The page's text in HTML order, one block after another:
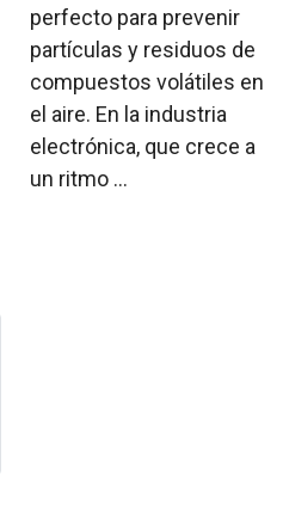
perfecto para prevenir
partículas y residuos de
compuestos volátiles en
el aire. En la industria
electrónica, que crece a
un ritmo ...